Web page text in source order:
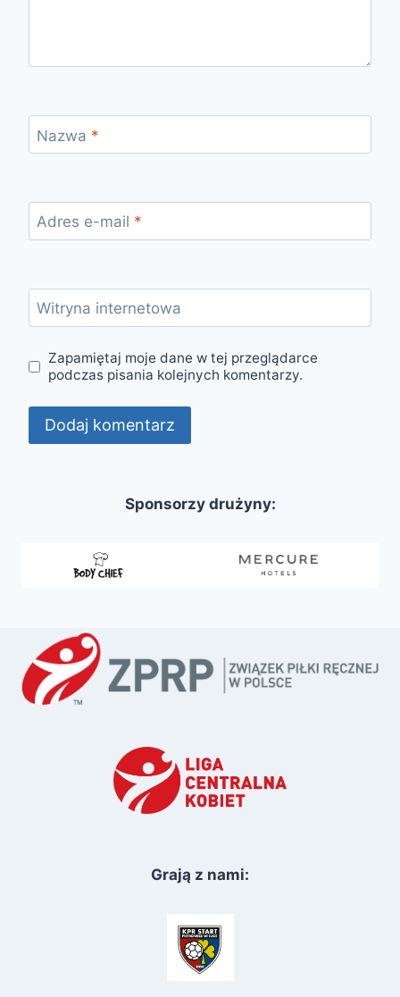
Nazwa *
Adres e-mail *
Witryna internetowa
Zapamiętaj moje dane w tej przeglądarce
podczas pisania kolejnych komentarzy.
Sponsorzy drużyny:
Grają z nami: